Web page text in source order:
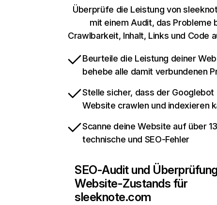
Überprüfe die Leistung von
mit einem Audit, das Probleme
Crawlbarkeit, Inhalt, Links und Code
Beurteile die Leistung deiner
behebe alle damit verbundenen
Stelle sicher, dass der Googlebot
Website crawlen und indexieren
Scanne deine Website auf über
technische und SEO-Fehler
SEO-Audit und
Website-Zustands für
sleeknote.com